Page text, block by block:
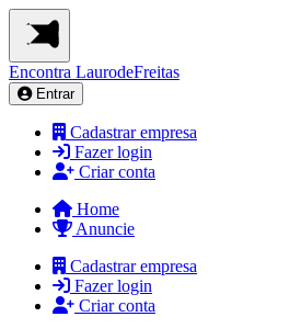
Encontra LaurodeFreitas
Entrar
Cadastrar empresa
Fazer login
Criar conta
Home
Anuncie
Cadastrar empresa
Fazer login
Criar conta